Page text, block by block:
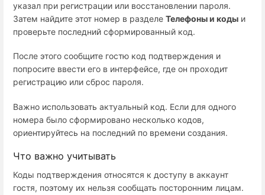
указал при регистрации или восстановлении пароля.
Затем найдите этот номер в разделе Телефоны и коды и
проверьте последний сформированный код.
После этого сообщите гостю код подтверждения и
попросите ввести его в интерфейсе, где он проходит
регистрацию или сброс пароля.
Важно использовать актуальный код. Если для одного
номера было сформировано несколько кодов,
ориентируйтесь на последний по времени создания.
Что важно учитывать
Коды подтверждения относятся к доступу в аккаунт
гостя, поэтому их нельзя сообщать посторонним лицам.